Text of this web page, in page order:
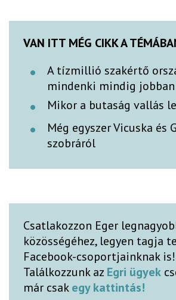
VAN ITT MÉG CIKK A
A tízmillió szakértő
mindenki mindig
Mikor a butaság vallás
Még egyszer Vicuska és
szobráról
Csatlakozzon Eger
közösségéhez, legyen tagja
Facebook-csoportjainknak is!
Találkozzunk az Egri ügyek
már csakegy kattintás!